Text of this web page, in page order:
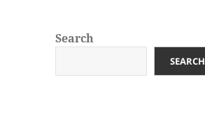
Search
SEARCH